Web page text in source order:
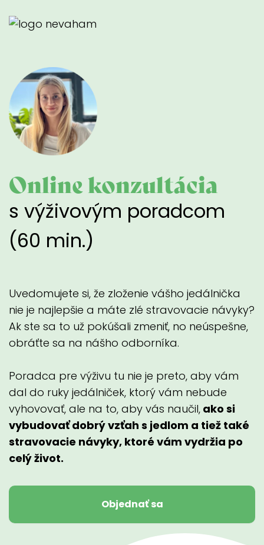
Online konzultácia
s výživovým poradcom
(60 min.)
Uvedomujete si, že zloženie vášho jedálnička
nie je najlepšie a máte zlé stravovacie návyky?
Ak ste sa to už pokúšali zmeniť, no neúspešne,
obráťte sa na nášho odborníka.
Poradca pre výživu tu nie je preto, aby vám
dal do ruky jedálniček, ktorý vám nebude
vyhovovať, ale na to, aby vás naučil, ako si
vybudovať dobrý vzťah s jedlom a tiež také
stravovacie návyky, ktoré vám vydržia po
celý život.
Objednať sa